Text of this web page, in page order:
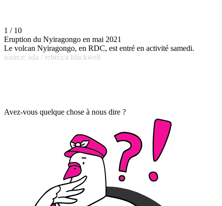
1 / 10
Eruption du Nyiragongo en mai 2021
Le volcan Nyiragongo, en RDC, est entré en activité samedi.
source: sda / rebecca blackwell
Avez-vous quelque chose à nous dire ?